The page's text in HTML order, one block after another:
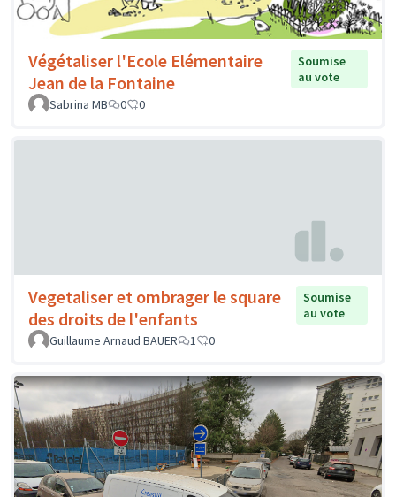
Végétaliser l'Ecole Elémentaire
Jean de la Fontaine
Soumise
au vote
Sabrina MB
0 0
Vegetaliser et ombrager le square
des droits de l'enfants
Soumise
au vote
Guillaume Arnaud BAUER
1 0